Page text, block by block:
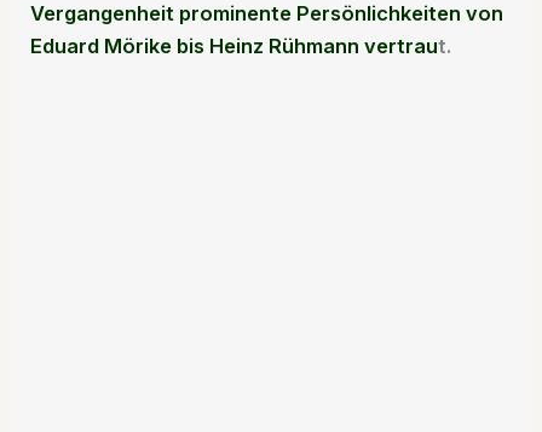
Vergangenheit prominente Persönlichkeiten von
Eduard Mörike bis Heinz Rühmann vertraut.